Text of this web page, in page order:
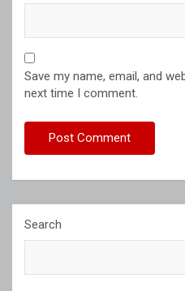
Save my name, email, and
next time I comment.
Search